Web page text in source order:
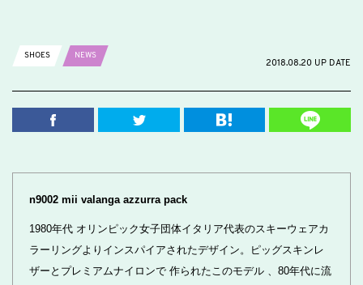
SHOES
NEWS
2018.08.20 UP DATE
n9002 mii valanga azzurra pack
1980年代 オリンピック女子団体イタリア代表のスキーウェアカ
ラーリングよりインスパイアされたデザイン。ピッグスキンレ
ザーとプレミアムナイロンで 作られたこのモデル 、80年代に流